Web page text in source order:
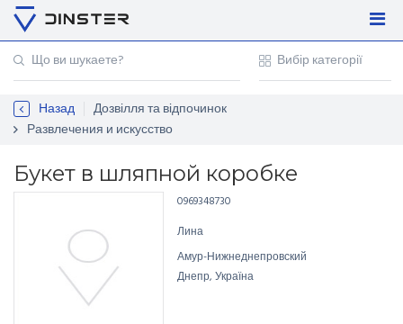
Регістрація
Контакти
Назад
Дозвілля та відпочинок
Развлечения и искусство
Букет в шляпной коробке
0969348730
Лина
Амур-Нижнеднепровский
Днепр, Україна